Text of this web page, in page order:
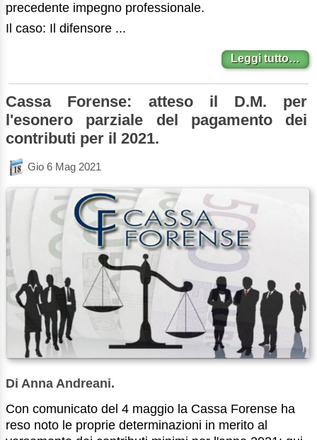
precedente impegno professionale.
Il caso: Il difensore ...
Leggi tutto…
Cassa Forense: atteso il D.M. per
l'esonero parziale del pagamento dei
contributi per il 2021.
Gio 6 Mag 2021
Di Anna Andreani.
Con comunicato del 4 maggio la Cassa Forense ha
reso noto le proprie determinazioni in merito al